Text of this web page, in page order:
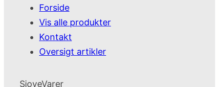
Forside
Vis alle produkter
Kontakt
Oversigt artikler
SjoveVarer